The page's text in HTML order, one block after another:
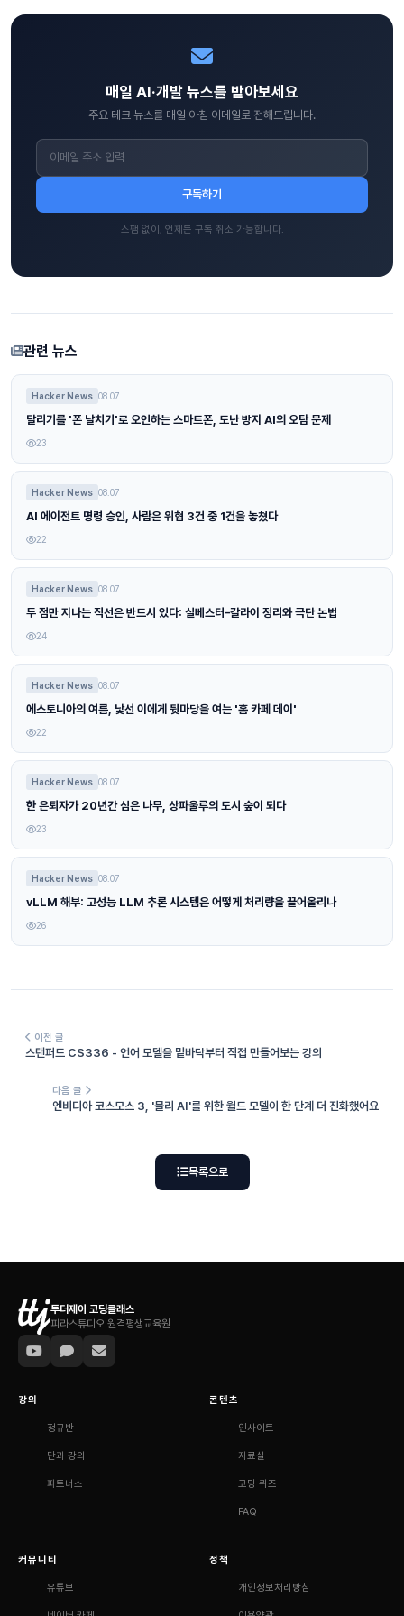
매일 AI·개발 뉴스를 받아보세요
주요 테크 뉴스를 매일 아침 이메일로 전해드립니다.
구독하기
스팸 없이, 언제든 구독 취소 가능합니다.
관련 뉴스
Hacker News 08.07
달리기를 '폰 날치기'로 오인하는 스마트폰, 도난 방지 AI의 오탐 문제
23
Hacker News 08.07
AI 에이전트 명령 승인, 사람은 위협 3건 중 1건을 놓쳤다
22
Hacker News 08.07
두 점만 지나는 직선은 반드시 있다: 실베스터–갈라이 정리와 극단 논법
24
Hacker News 08.07
에스토니아의 여름, 낯선 이에게 뒷마당을 여는 '홈 카페 데이'
22
Hacker News 08.07
한 은퇴자가 20년간 심은 나무, 상파울루의 도시 숲이 되다
23
Hacker News 08.07
vLLM 해부: 고성능 LLM 추론 시스템은 어떻게 처리량을 끌어올리나
26
이전 글
스탠퍼드 CS336 - 언어 모델을 밑바닥부터 직접 만들어보는 강의
다음 글
엔비디아 코스모스 3, '물리 AI'를 위한 월드 모델이 한 단계 더 진화했어요
목록으로
투더제이 코딩클래스
피라스튜디오 원격평생교육원
강의
정규반
단과 강의
파트너스
콘텐츠
인사이트
자료실
코딩 퀴즈
FAQ
커뮤니티
유튜브
정책
개인정보처리방침